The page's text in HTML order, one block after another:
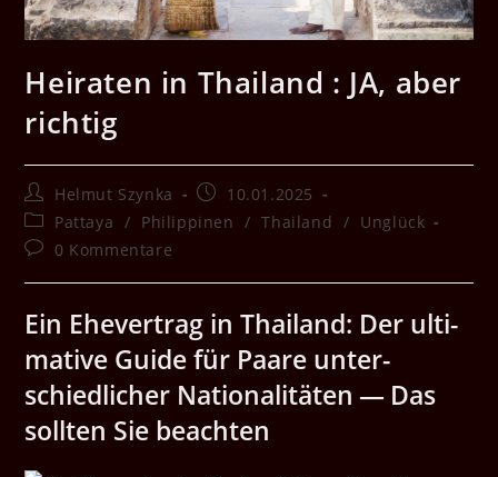
Heiraten in Thailand : JA, aber
richtig
Beitrags-
Autor:
Helmut Szynka
Beitrag
veröffentlicht:
10.01.2025
Beitrags-
Kategorie:
Pattaya / Philippinen / Thailand / Unglück
Beitrags-
0 Kommentare
Ein Ehev­er­trag in Thai­land: Der ulti­
ma­tive Guide für Paare unter­
schiedlich­er Nation­al­itäten — Das
soll­ten Sie beachten